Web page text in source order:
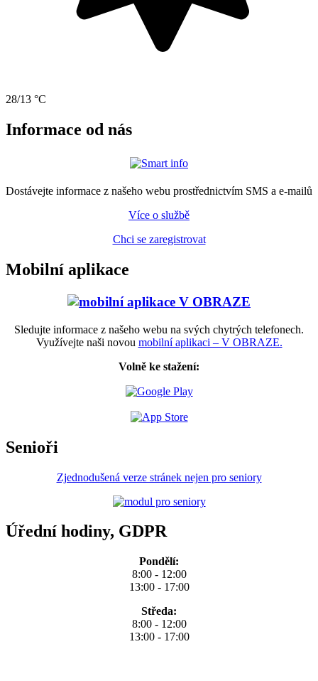
28/13 °C
Informace od nás
Dostávejte informace z našeho webu prostřednictvím SMS a e-mailů
Více o službě
Chci se zaregistrovat
Mobilní aplikace
Sledujte informace z našeho webu na svých chytrých telefonech.
Využívejte naši novou mobilní aplikaci – V OBRAZE.
Volně ke stažení:
Senioři
Zjednodušená verze stránek nejen pro seniory
Úřední hodiny, GDPR
Pondělí:
8:00 - 12:00
13:00 - 17:00
Středa:
8:00 - 12:00
13:00 - 17:00